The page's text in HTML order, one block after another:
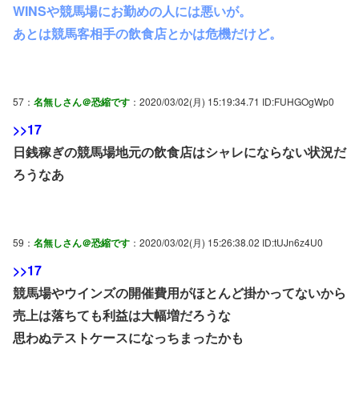
WINSや競馬場にお勤めの人には悪いが。
あとは競馬客相手の飲食店とかは危機だけど。
57： 名無しさん＠恐縮です ：2020/03/02(月) 15:19:34.71 ID:FUHGOgWp0
>>17
日銭稼ぎの競馬場地元の飲食店はシャレにならない状況だ
ろうなあ
59： 名無しさん＠恐縮です ：2020/03/02(月) 15:26:38.02 ID:tUJn6z4U0
>>17
競馬場やウインズの開催費用がほとんど掛かってないから
売上は落ちても利益は大幅増だろうな
思わぬテストケースになっちまったかも